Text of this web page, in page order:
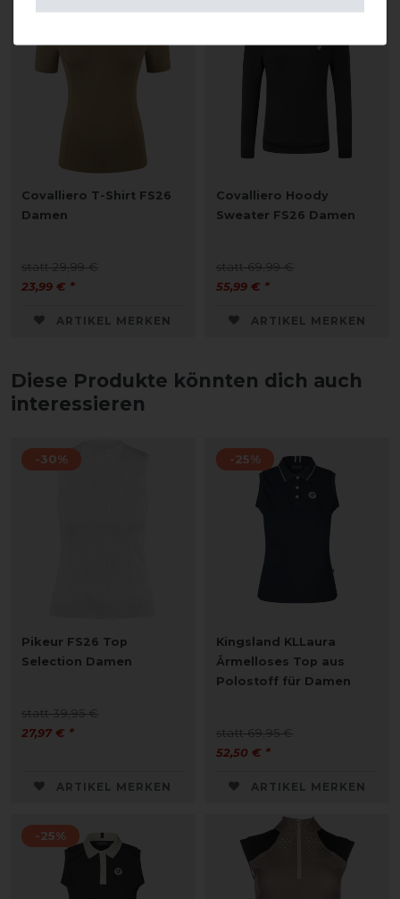
-20%
Covalliero T-Shirt FS26
Damen
statt 29,99 €
23,99 € *
ARTIKEL MERKEN
-20%
Covalliero Hoody
Sweater FS26 Damen
statt 69,99 €
55,99 € *
ARTIKEL MERKEN
Diese Produkte könnten dich auch
interessieren
-30%
Pikeur FS26 Top
Selection Damen
statt 39,95 €
27,97 € *
ARTIKEL MERKEN
-25%
Kingsland KLLaura
Ärmelloses Top aus
Polostoff für Damen
statt 69,95 €
52,50 € *
ARTIKEL MERKEN
-25%